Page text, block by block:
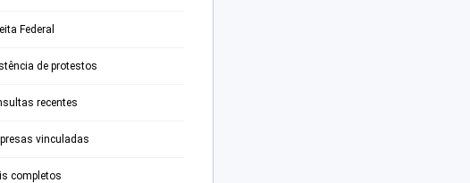
Federal
de protestos
recentes
vinculadas
completos